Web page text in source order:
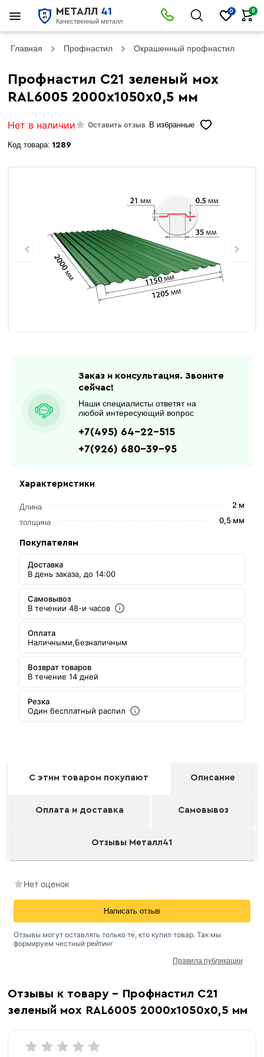
МЕТАЛЛ 41
Качественный металл
0 0
Главная Профнастил Окрашенный профнастил
Профнастил С21 зеленый мох
RAL6005 2000х1050х0,5 мм
Нет в наличии Оставить отзыв В избранные
Код товара: 1289
Характеристики
Длина 2 м
толщина 0,5 мм
Покупателям
Доставка
В день заказа, до 14:00
Самовывоз
В течении 48-и часов
Оплата
Наличными,Безналичным
Возврат товаров
В течение 14 дней
Резка
Один бесплатный распил
Заказ и консультация. Звоните
сейчас!
Наши специалисты ответят на
любой интересующий вопрос
+7(495) 64-22-515
+7(926) 680-39-95
С этим товаром покупают Описание
Оплата и доставка Самовывоз
Отзывы Металл41
Отзывы к товару - Профнастил С21
зеленый мох RAL6005 2000х1050х0,5 мм
Нет оценок
Написать отзыв
Отзывы могут оставлять только те, кто купил товар. Так мы
формируем честный рейтинг
Правила публикации